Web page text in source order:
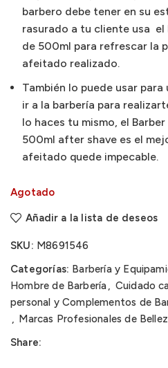
barbero debe tener en su
rasurado a tu cliente usa el
de 500ml para refrescar la
afeitado realizado.
También lo puede usar
ir a la barbería para
lo haces tu mismo, el
500ml after shave es el
afeitado quede impecable.
Agotado
Añadir a la lista de deseos
SKU: M8691546
Categorías: Barbería y
Hombre de Barbería, Cuidado
personal y Complementos de
, Marcas Profesionales de
Share: